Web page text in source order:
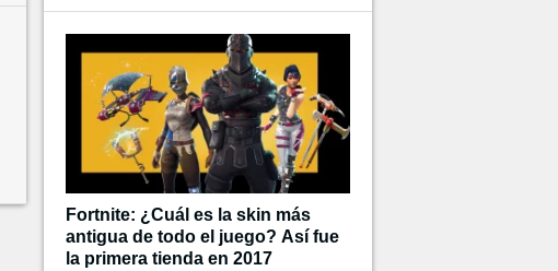
Fortnite: ¿Cuál es la skin más
antigua de todo el juego? Así fue
la primera tienda en 2017